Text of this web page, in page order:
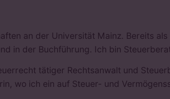
an der Universität Mainz. Bereits
in der Buchführung. Ich bin
tätiger Rechtsanwalt und
wo ich ein auf Steuer- und